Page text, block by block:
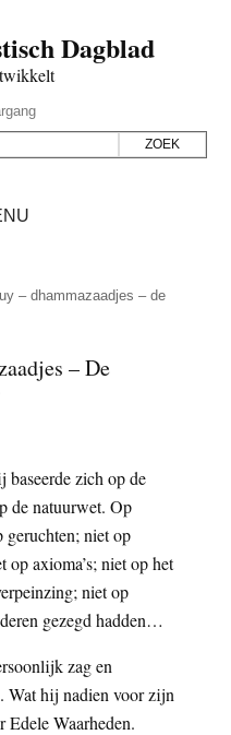
Dagblad
– dhammazaadjes – de
– De
baseerde zich op de
de natuurwet. Op
niet op
op axioma’s; niet op het
niet op
gezegd hadden…
zag en
Wat hij nadien voor zijn
Edele Waarheden.